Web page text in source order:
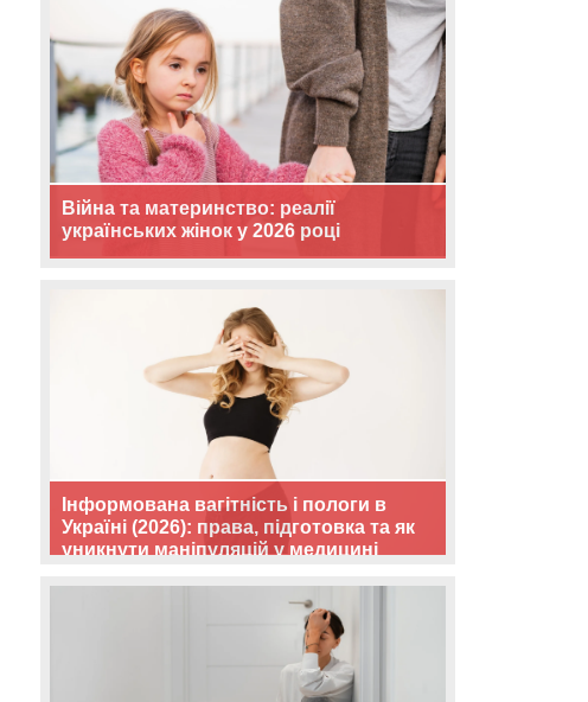
Війна та материнство: реалії
українських жінок у 2026 році
Інформована вагітність і пологи в
Україні (2026): права, підготовка та як
уникнути маніпуляцій у медицині